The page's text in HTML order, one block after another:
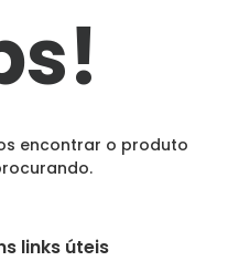
encontrar o produto
links úteis